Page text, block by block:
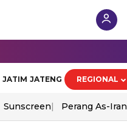
JATIM JATENG REGIONAL
Sunscreen Perang As-Iran